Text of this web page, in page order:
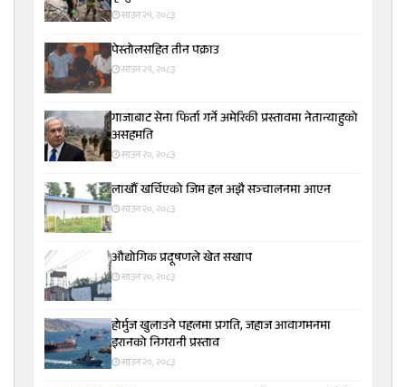
साउन २१, २०८३
पेस्तोलसहित तीन पक्राउ
साउन २१, २०८३
गाजाबाट सेना फिर्ता गर्ने अमेरिकी प्रस्तावमा नेतान्याहुको
असहमति
साउन २०, २०८३
लाखौँ खर्चिएको जिम हल अझै सञ्चालनमा आएन
साउन २०, २०८३
औद्योगिक प्रदूषणले खेत सखाप
साउन २०, २०८३
होर्मुज खुलाउने पहलमा प्रगति, जहाज आवागमनमा
इरानको निगरानी प्रस्ताव
साउन २०, २०८३